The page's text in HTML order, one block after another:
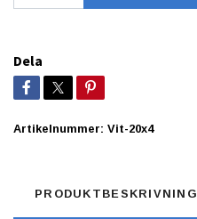
Dela
Artikelnummer: Vit-20x4
PRODUKTBESKRIVNING